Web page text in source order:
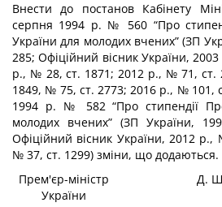
Внести до постанов Кабінету
серпня 1994 р. № 560 “Про
України для молодих вчених” (ЗП
285; Офіційний вісник України,
р., № 28, ст. 1871; 2012 р., № 71, ст.
1849, № 75, ст. 2773; 2016 р., № 101,
1994 р. № 582 “Про стипендії
молодих вчених” (ЗП України,
Офіційний вісник України, 2012
№ 37, ст. 1299) зміни, що додаються.
Прем'єр-міністр
України
Д.